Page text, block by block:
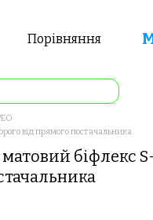
Порівняння
від прямого постачальника
біфлекс